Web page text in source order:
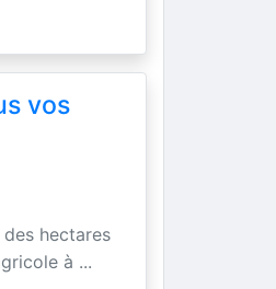
vos
hectares
à ...